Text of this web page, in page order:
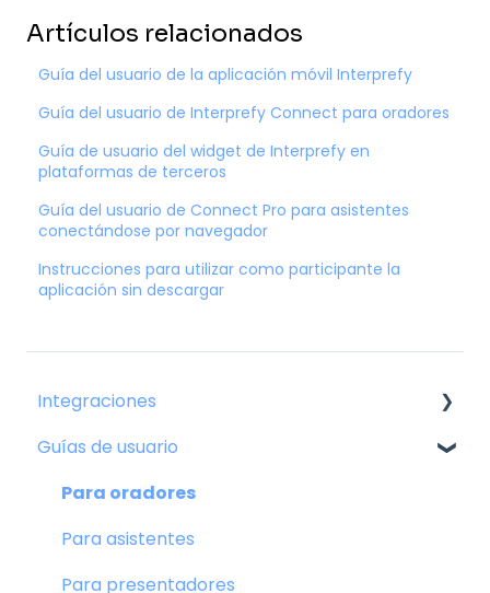
Integraciones
Plataformas de eventos virtuales y
Guías de usuario
Para oradores
Para asistentes
Para presentadores
Artículos relacionados
Guía del usuario de la aplicación móvil Interprefy
Guía del usuario de Interprefy Connect para oradores
Guía de usuario del widget de Interprefy en
plataformas de terceros
Guía del usuario de Connect Pro para asistentes
conectándose por navegador
Instrucciones para utilizar como participante la
aplicación sin descargar